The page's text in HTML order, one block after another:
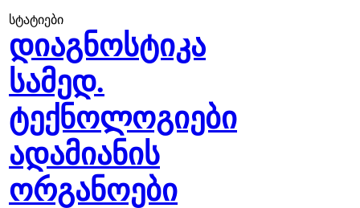
სტატიები
დიაგნოსტიკა
სამედ.
ტექნოლოგიები
ადამიანის
ორგანოები